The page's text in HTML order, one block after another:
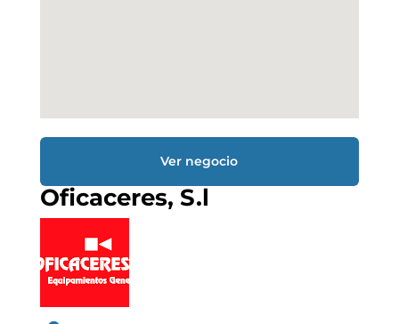
Ver negocio
Oficaceres, S.l